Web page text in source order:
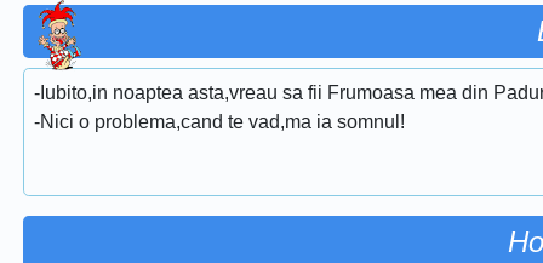
-Iubito,in noaptea asta,vreau sa fii Frumoasa mea din
-Nici o problema,cand te vad,ma ia somnul!